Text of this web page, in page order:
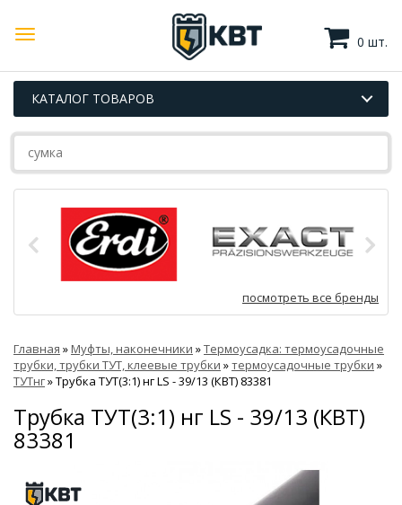
0 шт.
КАТАЛОГ ТОВАРОВ
посмотреть все бренды
Главная »Муфты, наконечники »Термоусадка: термоусадочные
трубки, трубки ТУТ, клеевые трубки »термоусадочные трубки »
ТУТнг»Трубка ТУТ(3:1) нг LS - 39/13 (КВТ) 83381
Трубка ТУТ(3:1) нг LS - 39/13 (КВТ)
83381